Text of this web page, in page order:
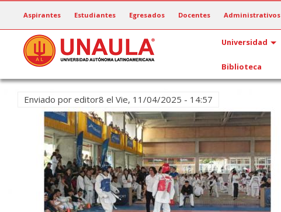
contenido
principal
Aspirantes Estudiantes Egresados Docentes Administrativos
Universidad
Biblioteca
Enviado por editor8 el Vie, 11/04/2025 - 14:57